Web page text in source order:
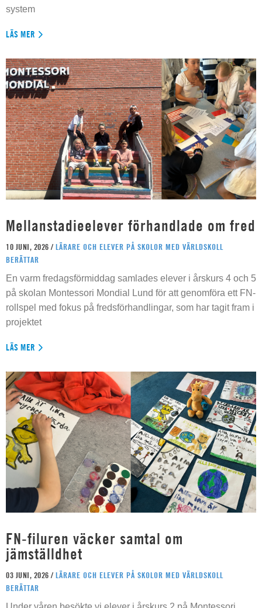
system
LÄS MER
Mellanstadieelever förhandlade om fred
10 JUNI, 2026 / LÄRARE OCH ELEVER PÅ SKOLOR MED VÄRLDSKOLL
BERÄTTAR
En varm fredagsförmiddag samlades elever i årskurs 4 och 5
på skolan Montessori Mondial Lund för att genomföra ett FN-
rollspel med fokus på fredsförhandlingar, som har tagit fram i
projektet
LÄS MER
FN-filuren väcker samtal om
jämställdhet
03 JUNI, 2026 / LÄRARE OCH ELEVER PÅ SKOLOR MED VÄRLDSKOLL
BERÄTTAR